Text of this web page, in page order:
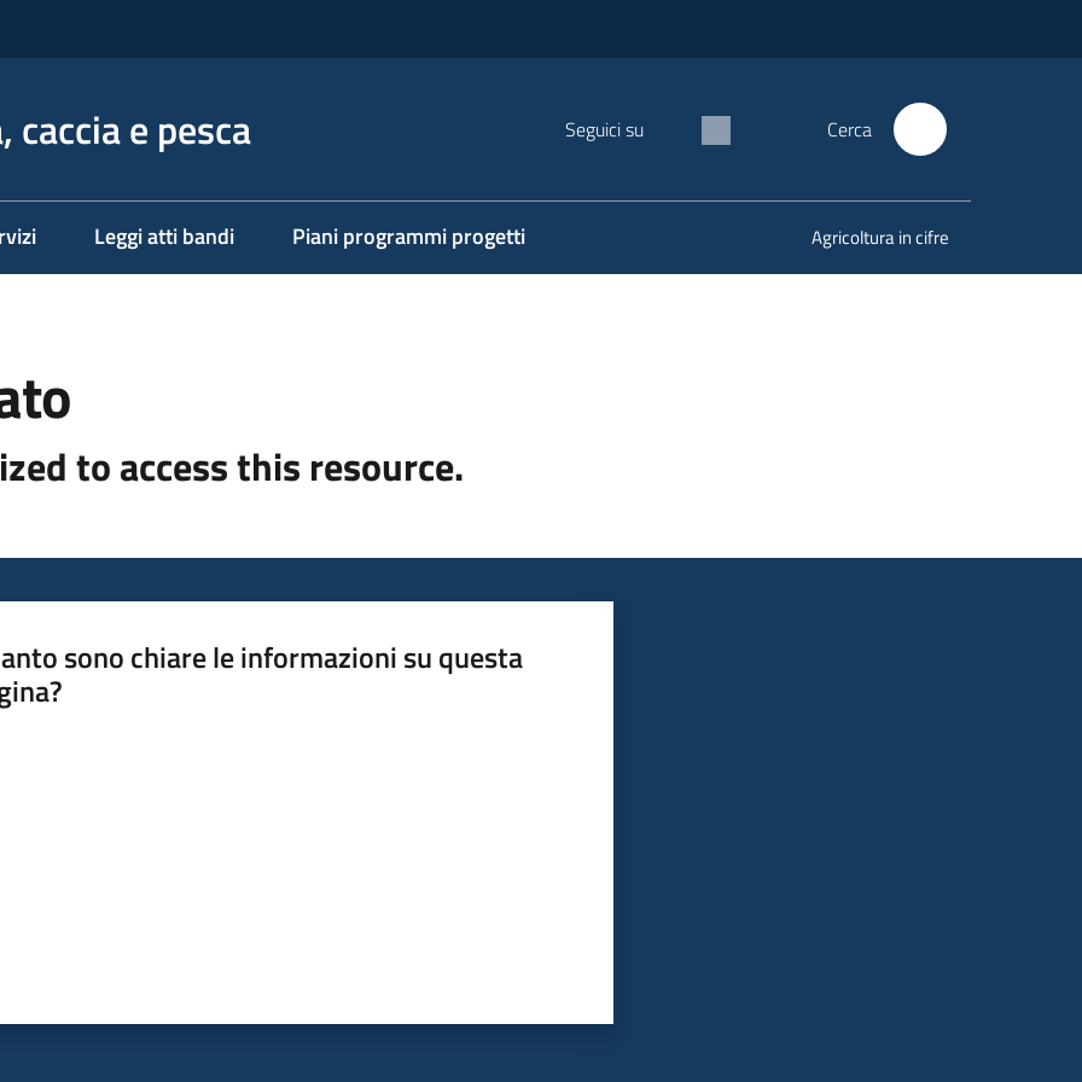
e pesca Seguici su Cerca
Leggi atti bandi Piani programmi progetti Agricoltura in cifre
to access this resource.
sono chiare le informazioni su questa